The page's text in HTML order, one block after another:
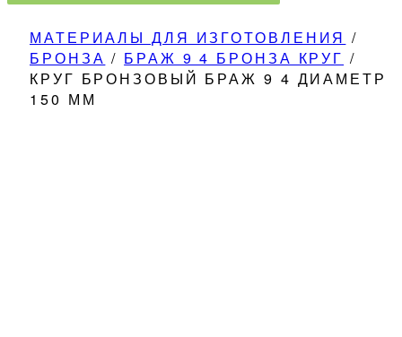
МАТЕРИАЛЫ ДЛЯ ИЗГОТОВЛЕНИЯ /
БРОНЗА / БРАЖ 9 4 БРОНЗА КРУГ /
КРУГ БРОНЗОВЫЙ БРАЖ 9 4 ДИАМЕТР
150 ММ